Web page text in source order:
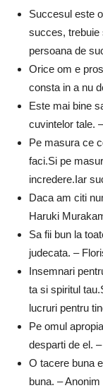
Succesul este
succes, trebuie
persoana de
Orice om e
consta in a nu
Este mai bine
cuvintelor tale.
Pe masura ce
faci.Si pe
incredere.Iar
Daca am citi
Haruki
Sa fii bun la
judecata. –
Insemnari
ta si spiritul
lucruri pentru
Pe omul
desparti de el.
O tacere buna
buna. – Anonim